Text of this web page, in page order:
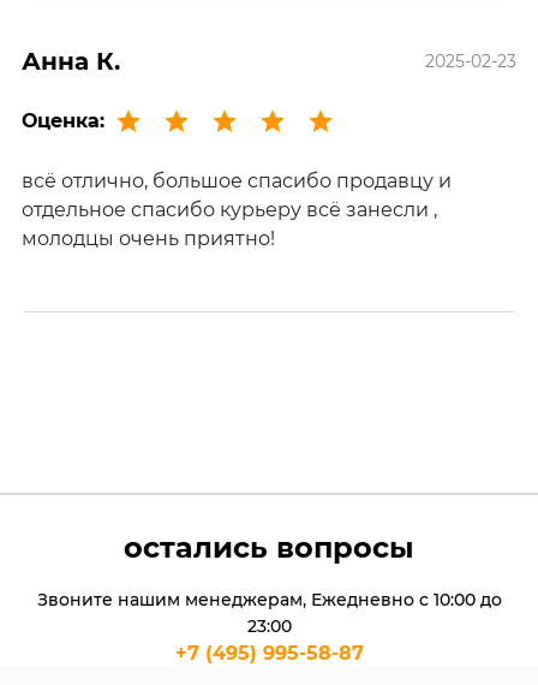
Анна К. 2025-02-23
Оценка:
всё отлично, большое спасибо продавцу и
отдельное спасибо курьеру всё занесли ,
молодцы очень приятно!
остались вопросы
Звоните нашим менеджерам, Ежедневно с 10:00 до
23:00
+7 (495) 995-58-87